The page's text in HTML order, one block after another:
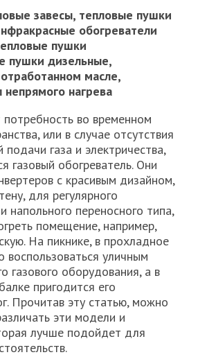
завесы, тепловые пушки
обогреватели
пушки
пушки дизельные,
масле,
нагрева
потребность во временном
или в случае отсутствия
подачи газа и электричества,
газовый обогреватель. Они
с красивым дизайном,
для регулярного
напольного переносного типа,
помещение, например,
На пикнике, в прохладное
воспользоваться уличным
газового оборудования, а в
пригодится его
Прочитав эту статью, можно
эти модели и
лучше подойдет для